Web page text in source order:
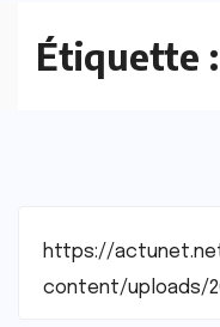
Étiquette :
https://
content/uploads/